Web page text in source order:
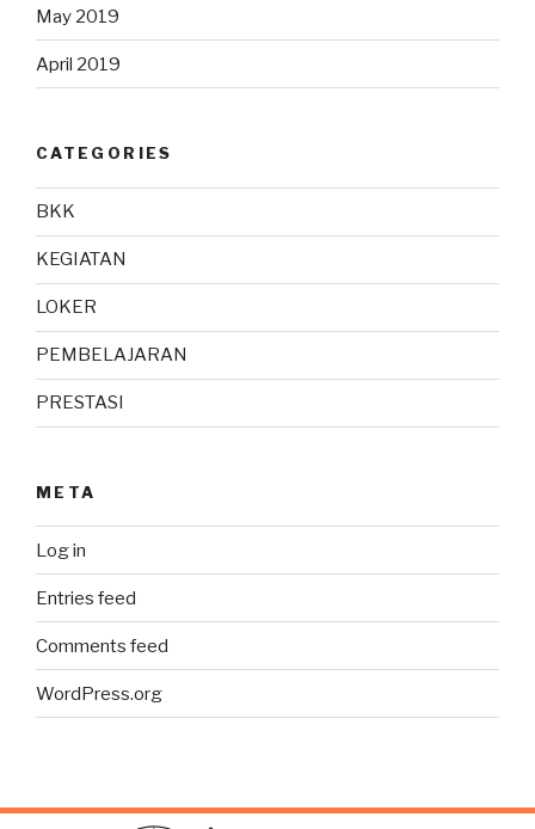
May 2019
April 2019
CATEGORIES
BKK
KEGIATAN
LOKER
PEMBELAJARAN
PRESTASI
META
Log in
Entries feed
Comments feed
WordPress.org